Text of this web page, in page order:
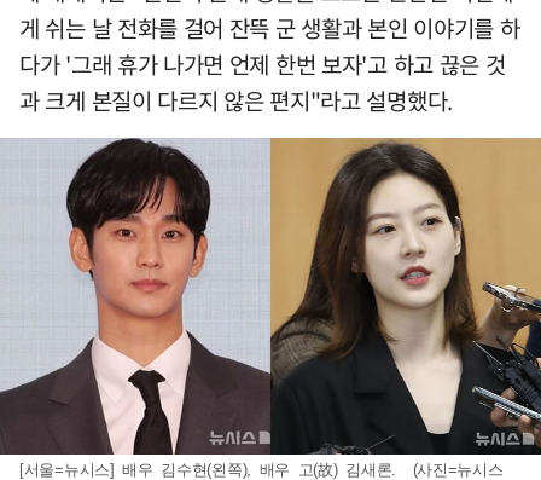
게 쉬는 날 전화를 걸어 잔뜩 군 생활과 본인 이야기를 하
다가 '그래 휴가 나가면 언제 한번 보자'고 하고 끊은 것
과 크게 본질이 다르지 않은 편지"라고 설명했다.
[서울=뉴시스] 배우 김수현(왼쪽), 배우 고(故) 김새론. (사진=뉴시스